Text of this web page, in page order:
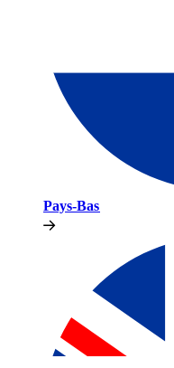
Pays-Bas​​